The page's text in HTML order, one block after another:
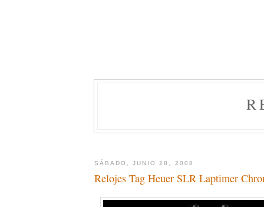
SÁBADO, JUNIO 28, 2008
Relojes Tag Heuer SLR Laptimer